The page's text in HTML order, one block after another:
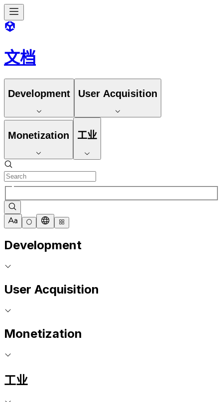
文档
Development User Acquisition
Monetization 工业
Development
User Acquisition
Monetization
工业